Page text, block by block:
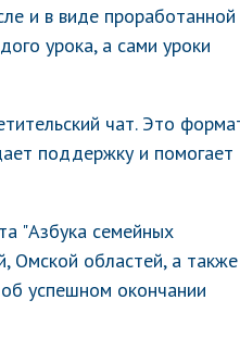
и в виде проработанной
урока, а сами уроки
чат. Это
поддержку и помогает
"Азбука семейных
Омской областей, а также
успешном окончании